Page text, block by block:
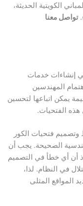
الحديثة،
معنا
خدمات
اتباعها لتحسين
فتحيات الكور
الصحيحة. يجب أن
خطأ في التصميم
لذا،
المثلى